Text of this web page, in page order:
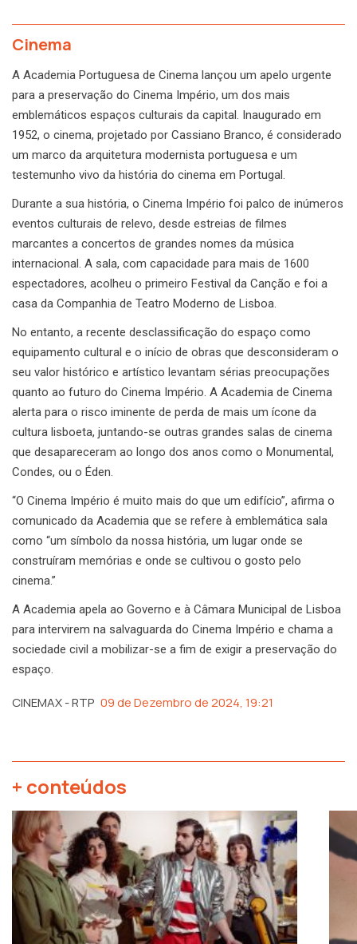
Cinema
A Academia Portuguesa de Cinema lançou um apelo urgente
para a preservação do Cinema Império, um dos mais
emblemáticos espaços culturais da capital. Inaugurado em
1952, o cinema, projetado por Cassiano Branco, é considerado
um marco da arquitetura modernista portuguesa e um
testemunho vivo da história do cinema em Portugal.
Durante a sua história, o Cinema Império foi palco de inúmeros
eventos culturais de relevo, desde estreias de filmes
marcantes a concertos de grandes nomes da música
internacional. A sala, com capacidade para mais de 1600
espectadores, acolheu o primeiro Festival da Canção e foi a
casa da Companhia de Teatro Moderno de Lisboa.
No entanto, a recente desclassificação do espaço como
equipamento cultural e o início de obras que desconsideram o
seu valor histórico e artístico levantam sérias preocupações
quanto ao futuro do Cinema Império. A Academia de Cinema
alerta para o risco iminente de perda de mais um ícone da
cultura lisboeta, juntando-se outras grandes salas de cinema
que desapareceram ao longo dos anos como o Monumental,
Condes, ou o Éden.
“O Cinema Império é muito mais do que um edifício”, afirma o
comunicado da Academia que se refere à emblemática sala
como “um símbolo da nossa história, um lugar onde se
construíram memórias e onde se cultivou o gosto pelo
cinema.”
A Academia apela ao Governo e à Câmara Municipal de Lisboa
para intervirem na salvaguarda do Cinema Império e chama a
sociedade civil a mobilizar-se a fim de exigir a preservação do
espaço.
CINEMAX - RTP 09 de Dezembro de 2024, 19:21
+ conteúdos